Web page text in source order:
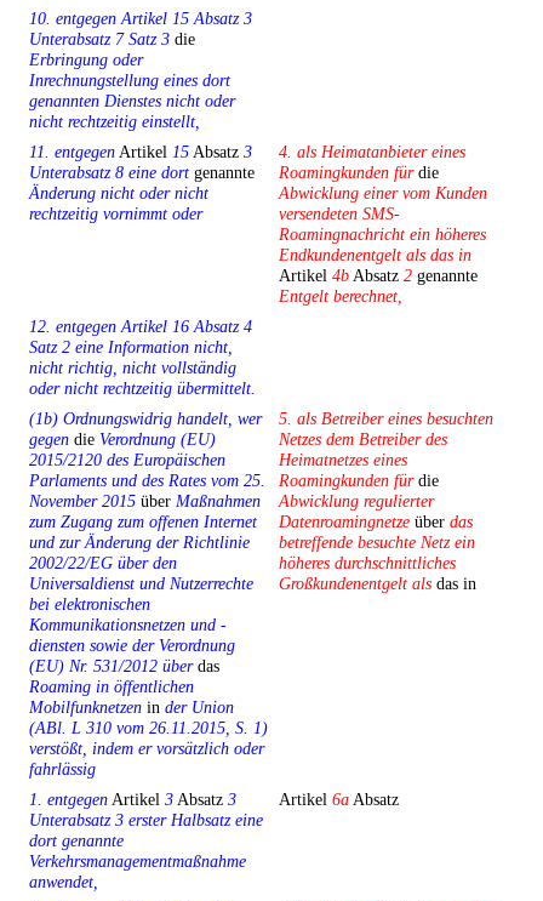
10. entgegen Artikel 15 Absatz 3
Unterabsatz 7 Satz 3 die
Erbringung oder
Inrechnungstellung eines dort
genannten Dienstes nicht oder
nicht rechtzeitig einstellt,
11. entgegenArtikel 15Absatz 3
Unterabsatz 8 eine dort genannte
Änderung nicht oder nicht
rechtzeitig vornimmt oder
4. als Heimatanbieter eines
Roamingkunden fürdie
Abwicklung einer vom Kunden
versendeten SMS-
Roamingnachricht ein höheres
Endkundenentgelt als das in
Artikel 4bAbsatz 2 genannte
Entgelt berechnet,
12. entgegen Artikel 16 Absatz 4
Satz 2 eine Information nicht,
nicht richtig, nicht vollständig
oder nicht rechtzeitig übermittelt.
(1b) Ordnungswidrig handelt, wer
gegen die Verordnung (EU)
2015/2120 des Europäischen
Parlaments und des Rates vom 25.
November 2015 über Maßnahmen
zum Zugang zum offenen Internet
und zur Änderung der Richtlinie
2002/22/EG über den
Universaldienst und Nutzerrechte
bei elektronischen
Kommunikationsnetzen und -
diensten sowie der Verordnung
(EU) Nr. 531/2012 überdas
Roaming in öffentlichen
Mobilfunknetzen in der Union
(ABl. L 310 vom 26.11.2015, S. 1)
verstößt, indem er vorsätzlich oder
fahrlässig
5. als Betreiber eines besuchten
Netzes dem Betreiber des
Heimatnetzes eines
Roamingkunden fürdie
Abwicklung regulierter
Datenroamingnetze über das
betreffende besuchte Netz ein
höheres durchschnittliches
Großkundenentgelt als das in
1. entgegenArtikel 3Absatz 3
Unterabsatz 3 erster Halbsatz eine
dort genannte
Verkehrsmanagementmaßnahme
anwendet,
Artikel 6aAbsatz